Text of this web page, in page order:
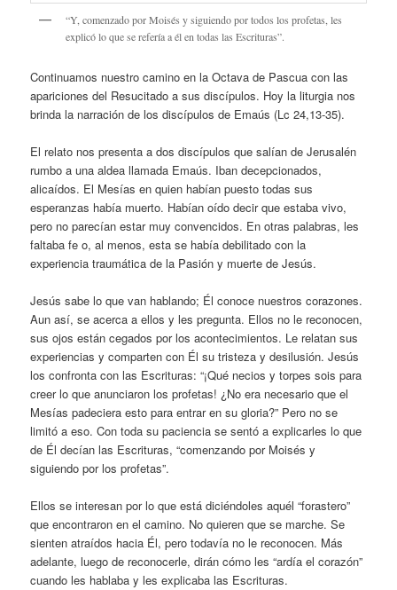
“Y, comenzado por Moisés y siguiendo por todos los profetas, les
explicó lo que se refería a él en todas las Escrituras”.
Continuamos nuestro camino en la Octava de Pascua con las
apariciones del Resucitado a sus discípulos. Hoy la liturgia nos
brinda la narración de los discípulos de Emaús (Lc 24,13-35).
El relato nos presenta a dos discípulos que salían de Jerusalén
rumbo a una aldea llamada Emaús. Iban decepcionados,
alicaídos. El Mesías en quien habían puesto todas sus
esperanzas había muerto. Habían oído decir que estaba vivo,
pero no parecían estar muy convencidos. En otras palabras, les
faltaba fe o, al menos, esta se había debilitado con la
experiencia traumática de la Pasión y muerte de Jesús.
Jesús sabe lo que van hablando; Él conoce nuestros corazones.
Aun así, se acerca a ellos y les pregunta. Ellos no le reconocen,
sus ojos están cegados por los acontecimientos. Le relatan sus
experiencias y comparten con Él su tristeza y desilusión. Jesús
los confronta con las Escrituras: “¡Qué necios y torpes sois para
creer lo que anunciaron los profetas! ¿No era necesario que el
Mesías padeciera esto para entrar en su gloria?” Pero no se
limitó a eso. Con toda su paciencia se sentó a explicarles lo que
de Él decían las Escrituras, “comenzando por Moisés y
siguiendo por los profetas”.
Ellos se interesan por lo que está diciéndoles aquél “forastero”
que encontraron en el camino. No quieren que se marche. Se
sienten atraídos hacia Él, pero todavía no le reconocen. Más
adelante, luego de reconocerle, dirán cómo les “ardía el corazón”
cuando les hablaba y les explicaba las Escrituras.